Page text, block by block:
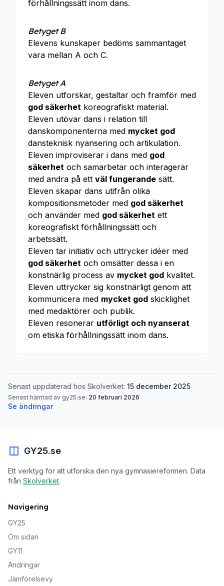
förhållningssätt inom dans.
Betyget B
Elevens kunskaper bedöms sammantaget
vara mellan A och C.
Betyget A
Eleven utforskar, gestaltar och framför med
god säkerhet koreografiskt material.
Eleven utövar dans i relation till
danskomponenterna med mycket god
dansteknisk nyansering och artikulation.
Eleven improviserar i dans med god
säkerhet och samarbetar och interagerar
med andra på ett väl fungerande sätt.
Eleven skapar dans utifrån olika
kompositionsmetoder med god säkerhet
och använder med god säkerhet ett
koreografiskt förhållningssätt och
arbetssätt.
Eleven tar initiativ och uttrycker idéer med
god säkerhet och omsätter dessa i en
konstnärlig process av mycket god kvalitet.
Eleven uttrycker sig konstnärligt genom att
kommunicera med mycket god skicklighet
med medaktörer och publik.
Eleven resonerar utförligt och nyanserat
om etiska förhållningssätt inom dans.
Senast uppdaterad hos Skolverket: 15 december 2025
Senast hämtad av gy25.se: 20 februari 2026
Se ändringar
GY25.se
Ett verktyg för att utforska den nya gymnasiereformen. Data
från Skolverket.
Navigering
GY25
Om sidan
GY11
Ändringar
Jämförelsevy